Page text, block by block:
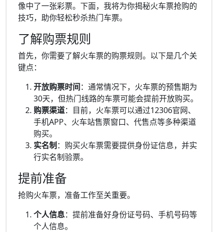
像中了一张彩票。下面，我将为你揭秘火车票抢购的
技巧，助你轻松秒杀热门车票。
了解购票规则
首先，你需要了解火车票的购票规则。以下是几个关
键点：
开放购票时间：通常情况下，火车票的预售期为
30天，但热门线路的车票可能会提前开放购买。
购票渠道：目前，火车票可以通过12306官网、
手机APP、火车站售票窗口、代售点等多种渠道
购买。
实名制 ：购买火车票需要提供身份证信息，并实
行实名制验票。
提前准备
抢购火车票，准备工作至关重要。
个人信息：提前准备好身份证号码、手机号码等
个人信息。